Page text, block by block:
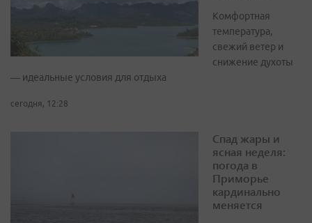
Комфортная
температура,
свежий ветер и
снижение духоты
— идеальные условия для отдыха
сегодня, 12:28
Спад жары и
ясная неделя:
погода в
Приморье
кардинально
меняется